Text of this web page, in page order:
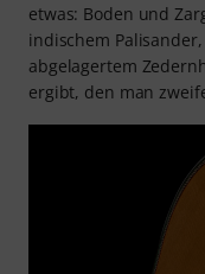
etwas: Boden und
indischem
abgelagertem
ergibt, den man